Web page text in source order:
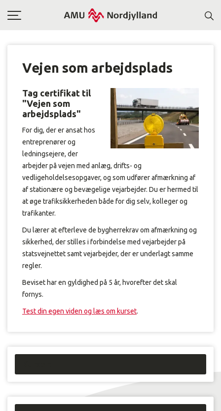
Toggle
Vejen som arbejdsplads
Tag certifikat til
"Vejen som
arbejdsplads"
For dig, der er ansat hos
entreprenører og
ledningsejere, der
arbejder på vejen med anlæg, drifts- og
vedligeholdelsesopgaver, og som udfører afmærkning af
af stationære og bevægelige vejarbejder. Du er hermed til
at øge trafiksikkerheden både for dig selv, kolleger og
trafikanter.
Du lærer at efterleve de bygherrekrav om afmærkning og
sikkerhed, der stilles i forbindelse med vejarbejder på
statsvejnettet samt vejarbejder, der er underlagt samme
regler.
Beviset har en gyldighed på 5 år, hvorefter det skal
fornys.
Test din egen viden og læs om kurset.